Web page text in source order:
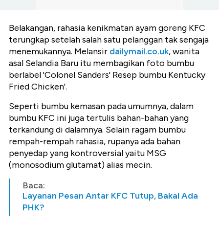
Belakangan, rahasia kenikmatan ayam goreng KFC
terungkap setelah salah satu pelanggan tak sengaja
menemukannya. Melansir dailymail.co.uk, wanita
asal Selandia Baru itu membagikan foto bumbu
berlabel 'Colonel Sanders' Resep bumbu Kentucky
Fried Chicken'.
Seperti bumbu kemasan pada umumnya, dalam
bumbu KFC ini juga tertulis bahan-bahan yang
terkandung di dalamnya. Selain ragam bumbu
rempah-rempah rahasia, rupanya ada bahan
penyedap yang kontroversial yaitu MSG
(monosodium glutamat) alias mecin.
Baca:
Layanan Pesan Antar KFC Tutup, Bakal Ada
PHK?